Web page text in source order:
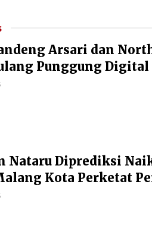
Arsari dan
Punggung
Nataru Diprediksi
Kota Perketat